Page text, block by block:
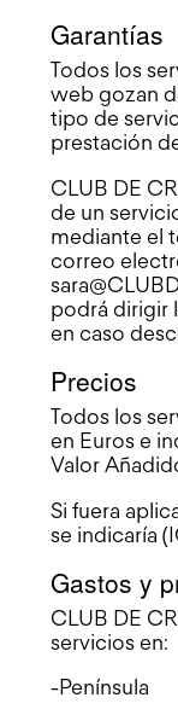
Garantías
Todos los
web gozan
tipo de
prestación
CLUB DE
de un
mediante el
correo
podrá dirigir
en caso
Precios
Todos los
en Euros e
Valor
Si fuera
se indicaría
Gastos y
CLUB DE
servicios en:
-Península